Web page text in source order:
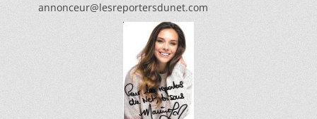
annonceur@lesreportersdunet.com